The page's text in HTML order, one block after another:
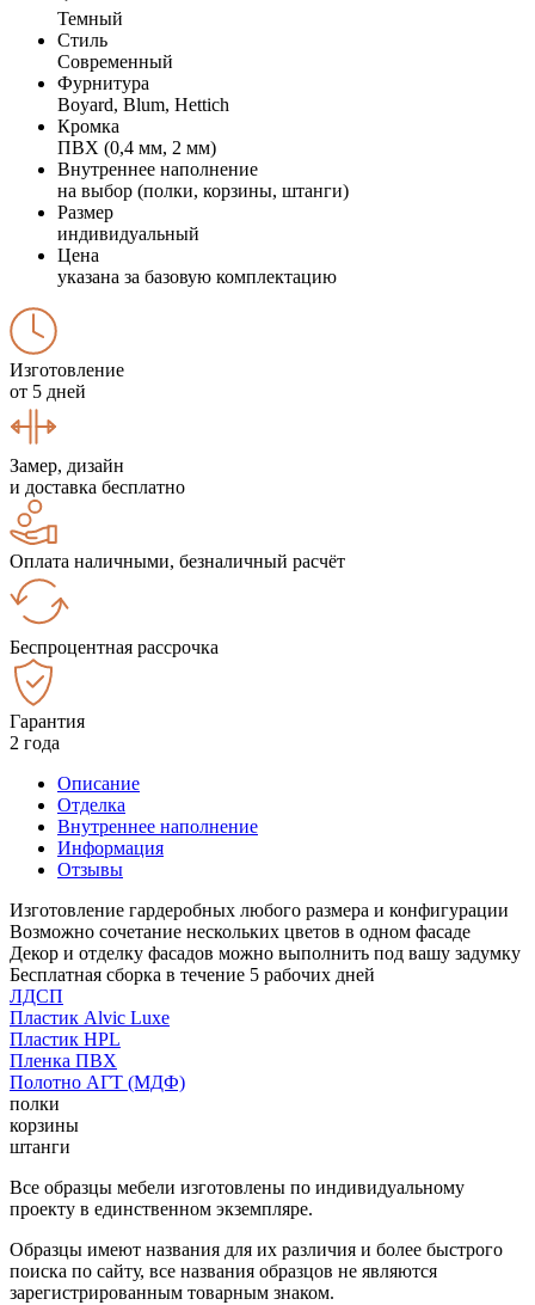
Темный
Стиль
Современный
Фурнитура
Boyard, Blum, Hettich
Кромка
ПВХ (0,4 мм, 2 мм)
Внутреннее наполнение
на выбор (полки, корзины, штанги)
Размер
индивидуальный
Цена
указана за базовую комплектацию
Изготовление
от 5 дней
Замер, дизайн
и доставка бесплатно
Оплата наличными, безналичный расчёт
Беспроцентная рассрочка
Гарантия
2 года
Описание
Отделка
Внутреннее наполнение
Информация
Отзывы
Изготовление гардеробных любого размера и конфигурации
Возможно сочетание нескольких цветов в одном фасаде
Декор и отделку фасадов можно выполнить под вашу задумку
Бесплатная сборка в течение 5 рабочих дней
ЛДСП
Пластик Alvic Luxe
Пластик HPL
Пленка ПВХ
Полотно АГТ (МДФ)
полки
корзины
штанги
Все образцы мебели изготовлены по индивидуальному
проекту в единственном экземпляре.
Образцы имеют названия для их различия и более быстрого
поиска по сайту, все названия образцов не являются
зарегистрированным товарным знаком.